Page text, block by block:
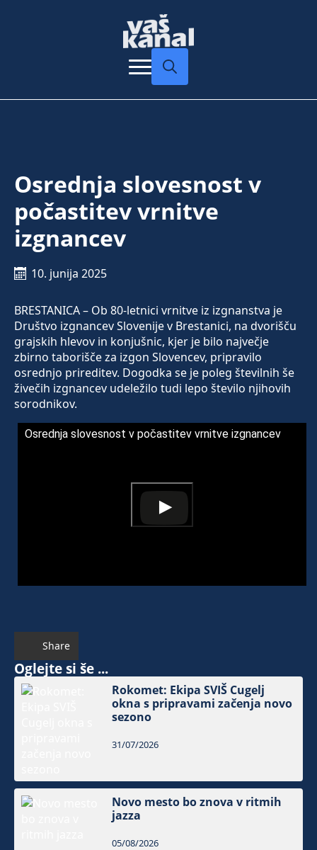
Osrednja slovesnost v
počastitev vrnitve
izgnancev
10. junija 2025
BRESTANICA – Ob 80-letnici vrnitve iz izgnanstva je
Društvo izgnancev Slovenije v Brestanici, na dvorišču
grajskih hlevov in konjušnic, kjer je bilo največje
zbirno taborišče za izgon Slovencev, pripravilo
osrednjo prireditev. Dogodka se je poleg številnih še
živečih izgnancev udeležilo tudi lepo število njihovih
sorodnikov.
Osrednja slovesnost v počastitev vrnitve izgnancev
Share
Oglejte si še ...
Rokomet: Ekipa SVIŠ Cugelj
okna s pripravami začenja novo
sezono
31/07/2026
Novo mesto bo znova v ritmih
jazza
05/08/2026